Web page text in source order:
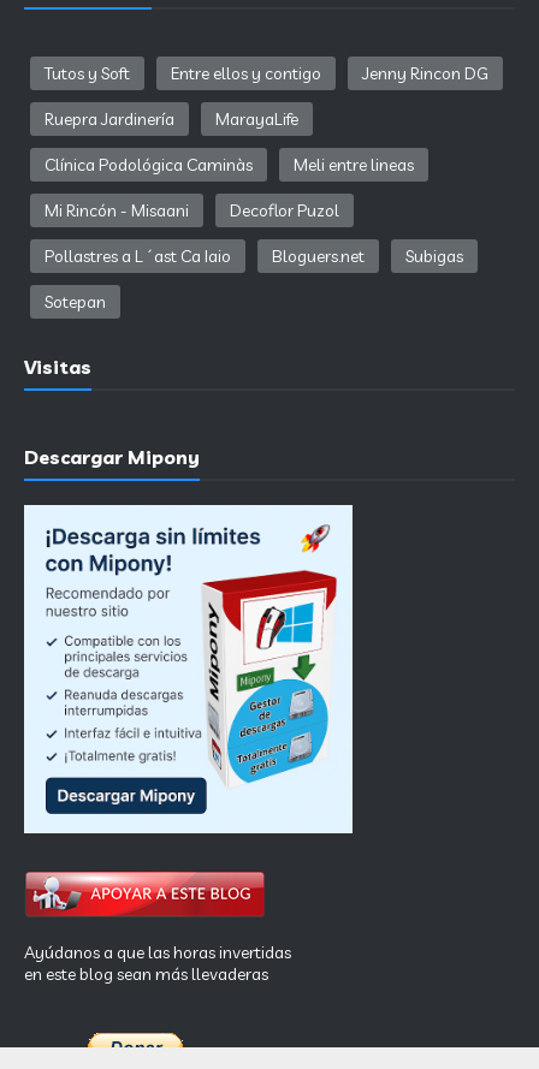
Tutos y Soft Entre ellos y contigo Jenny Rincon DG
Ruepra Jardinería MarayaLife
Clínica Podológica Caminàs Meli entre lineas
Mi Rincón - Misaani Decoflor Puzol
Pollastres a L´ast Ca Iaio Bloguers.net Subigas
Sotepan
Visitas
Descargar Mipony
Ayúdanos a que las horas invertidas
en este blog sean más llevaderas